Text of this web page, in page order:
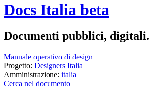
Docs Italia beta
Documenti pubblici, digitali.
Manuale operativo di design
Progetto: Designers Italia
Amministrazione: italia
Cerca nel documento